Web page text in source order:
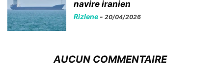
navire iranien
Rizlene - 20/04/2026
AUCUN COMMENTAIRE